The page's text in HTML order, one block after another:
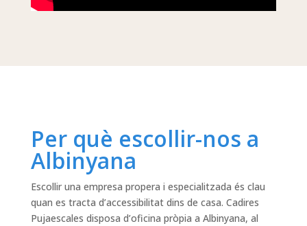
Per què escollir-nos a
Albinyana
Escollir una empresa propera i especialitzada és clau
quan es tracta d’accessibilitat dins de casa. Cadires
Pujaescales disposa d’oficina pròpia a Albinyana, al